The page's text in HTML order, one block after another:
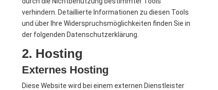
verhindern. Detaillierte Informationen zu diesen Tools
und über Ihre Widerspruchsmöglichkeiten finden Sie in
der folgenden Datenschutzerklärung.
2. Hosting
Externes Hosting
Diese Website wird bei einem externen Dienstleister